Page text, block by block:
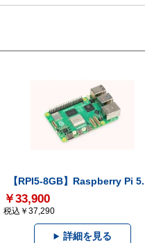
【RPI5-8GB】Raspberry Pi
￥33,900
税込￥37,290
詳細を見る